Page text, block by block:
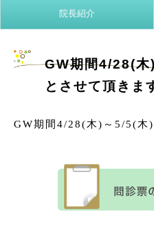
院長紹介
GW期間4/28(
とさせて頂きま
GW期間4/28(木)～5/5(木)